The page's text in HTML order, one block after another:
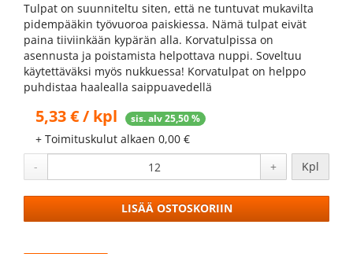
Tulpat on suunniteltu siten, että ne tuntuvat mukavilta
pidempääkin työvuoroa paiskiessa. Nämä tulpat eivät
paina tiiviinkään kypärän alla. Korvatulpissa on
asennusta ja poistamista helpottava nuppi. Soveltuu
käytettäväksi myös nukkuessa! Korvatulpat on helppo
puhdistaa haalealla saippuavedellä
5,33 € / kpl sis. alv 25,50 %
+ Toimituskulut alkaen 0,00 €
-
+ Kpl
LISÄÄ OSTOSKORIIN